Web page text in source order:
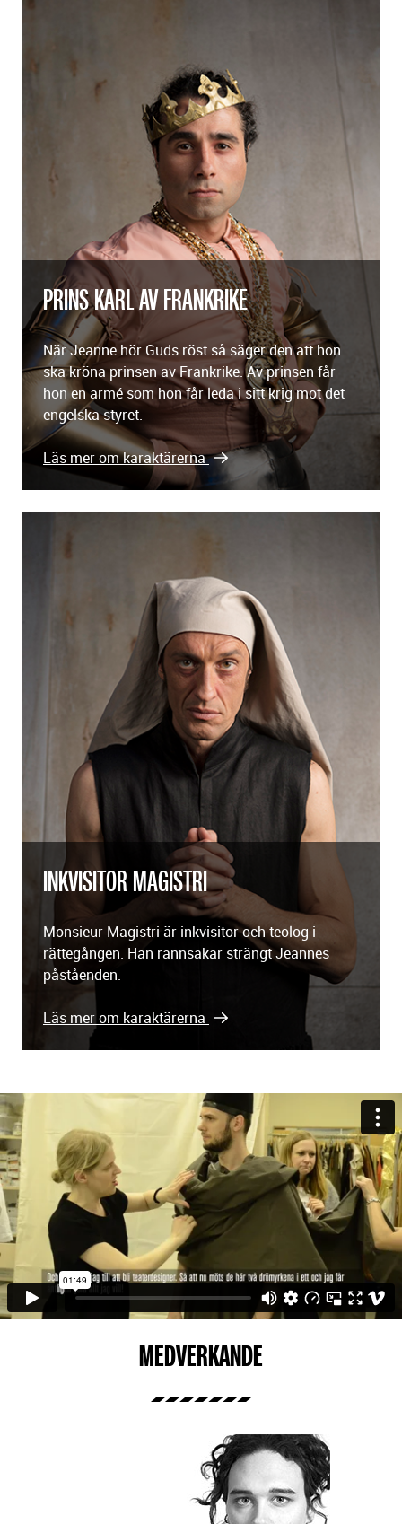
PRINS KARL AV FRANKRIKE
När Jeanne hör Guds röst så säger den att hon
ska kröna prinsen av Frankrike. Av prinsen får
hon en armé som hon får leda i sitt krig mot det
engelska styret.
Läs mer om karaktärerna
INKVISITOR MAGISTRI
Monsieur Magistri är inkvisitor och teolog i
rättegången. Han rannsakar strängt Jeannes
påståenden.
Läs mer om karaktärerna
MEDVERKANDE